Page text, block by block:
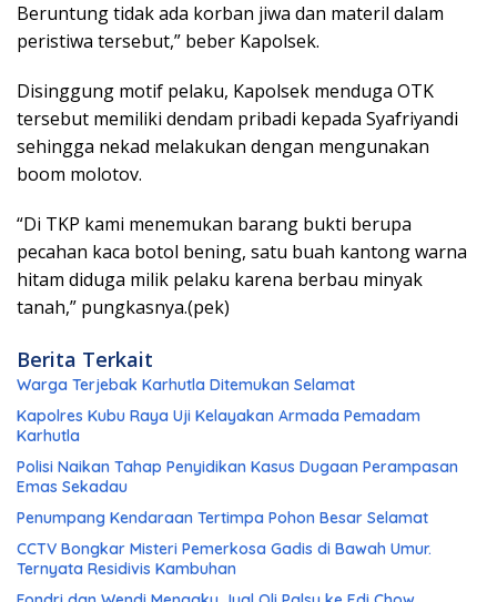
Beruntung tidak ada korban jiwa dan materil dalam
peristiwa tersebut,” beber Kapolsek.
Disinggung motif pelaku, Kapolsek menduga OTK
tersebut memiliki dendam pribadi kepada Syafriyandi
sehingga nekad melakukan dengan mengunakan
boom molotov.
“Di TKP kami menemukan barang bukti berupa
pecahan kaca botol bening, satu buah kantong warna
hitam diduga milik pelaku karena berbau minyak
tanah,” pungkasnya.(pek)
Berita Terkait
Warga Terjebak Karhutla Ditemukan Selamat
Kapolres Kubu Raya Uji Kelayakan Armada Pemadam
Karhutla
Polisi Naikan Tahap Penyidikan Kasus Dugaan Perampasan
Emas Sekadau
Penumpang Kendaraan Tertimpa Pohon Besar Selamat
CCTV Bongkar Misteri Pemerkosa Gadis di Bawah Umur.
Ternyata Residivis Kambuhan